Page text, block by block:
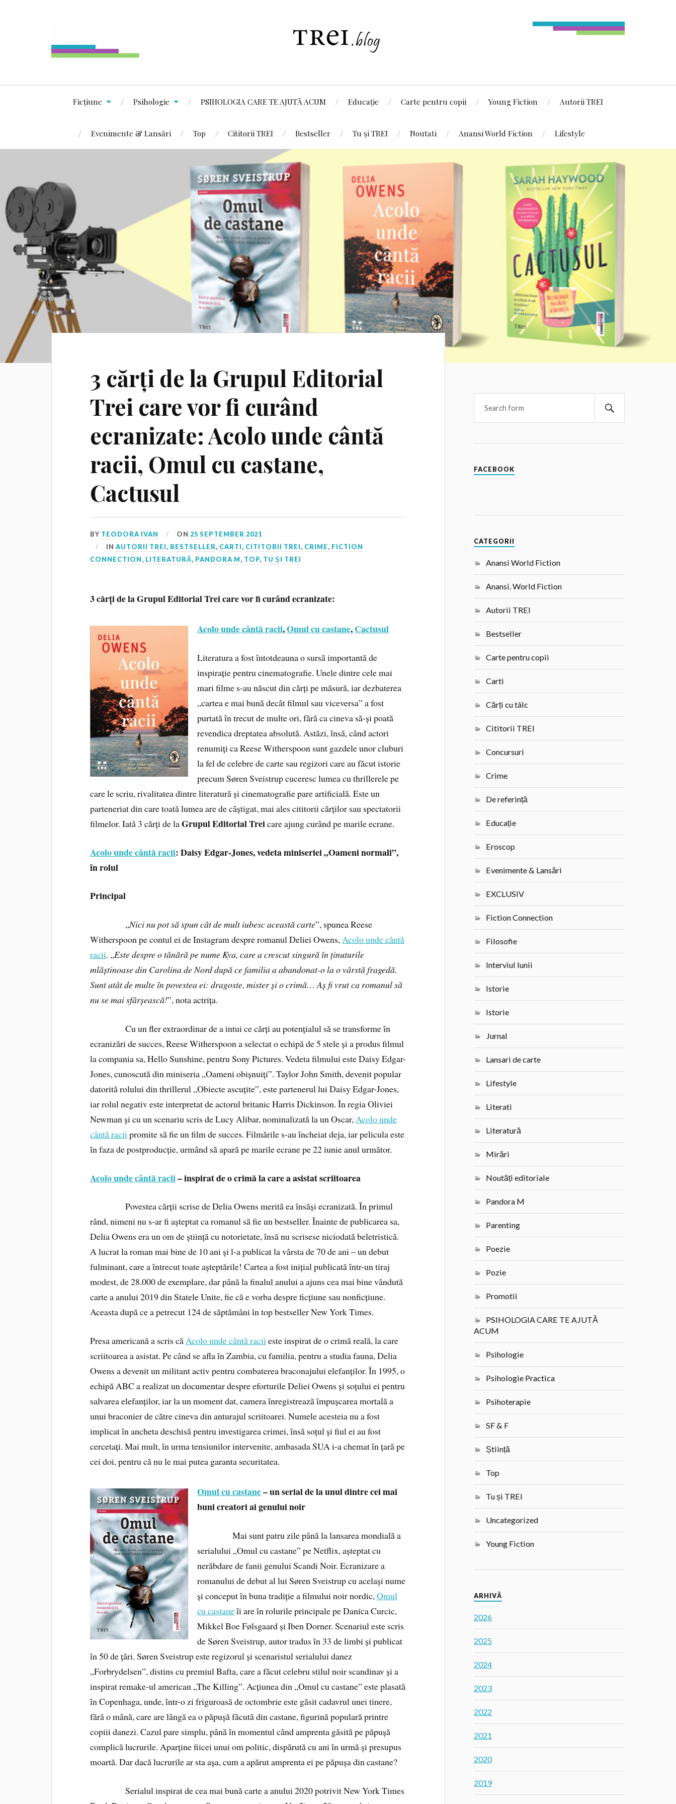
Ficțiune Psihologie PSIHOLOGIA CARE TE AJUTĂ ACUM Educație Carte pentru copii Young Fiction Autorii TREI
Evenimente & Lansări Top Cititorii TREI Bestseller Tu și TREI Noutati Anansi World Fiction Lifestyle
3 cărți de la Grupul Editorial
Trei care vor fi curând
ecranizate: Acolo unde cântă
racii, Omul cu castane,
Cactusul
BY TEODORA IVAN ON 25 SEPTEMBER 2021
INAUTORII TREI, BESTSELLER, CARTI, CITITORII TREI, CRIME, FICTION
CONNECTION, LITERATURĂ, PANDORA M, TOP, TU ȘI TREI
3 cărți de la Grupul Editorial Trei care vor fi curând ecranizate:
Acolo unde cântă racii,Omul cu castane,Cactusul
Literatura a fost întotdeauna o sursă importantă de
inspirație pentru cinematografie. Unele dintre cele mai
mari filme s-au născut din cărți pe măsură, iar dezbaterea
„cartea e mai bună decât filmul sau viceversa” a fost
purtată în trecut de multe ori, fără ca cineva să-și poată
revendica dreptatea absolută. Astăzi, însă, când actori
renumiți ca Reese Witherspoon sunt gazdele unor cluburi
la fel de celebre de carte sau regizori care au făcut istorie
precum Søren Sveistrup cuceresc lumea cu thrillerele pe
care le scriu, rivalitatea dintre literatură și cinematografie pare artificială. Este un
parteneriat din care toată lumea are de câștigat, mai ales cititorii cărților sau spectatorii
filmelor. Iată 3 cărți de laGrupulEditorial Treicare ajung curând pe marile ecrane.
Acolo unde cântă racii: Daisy Edgar-Jones, vedeta miniseriei „Oameni normali”,
în rolul
Principal
„Nici nu pot să spun cât de mult iubesc această carte”, spunea Reese
Witherspoon pe contul ei de Instagram despre romanul Deliei Owens,Acolo unde cântă
racii. „Este despre o tânără pe nume Kya, care a crescut singură în ținuturile
mlăștinoase din Carolina de Nord după ce familia a abandonat-o la o vârstă fragedă.
Sunt atât de multe în povestea ei: dragoste, mister și o crimă… Aș fi vrut ca romanul să
nu se mai sfârșească!”, nota actrița.
Cu un fler extraordinar de a intui ce cărți au potențialul să se transforme în
ecranizări de succes, Reese Witherspoon a selectat o echipă de 5 stele și a produs filmul
la compania sa, Hello Sunshine, pentru Sony Pictures. Vedeta filmului este Daisy Edgar-
Jones, cunoscută din miniseria „Oameni obișnuiți”. Taylor John Smith, devenit popular
datorită rolului din thrillerul „Obiecte ascuțite”, este partenerul lui Daisy Edgar-Jones,
iar rolul negativ este interpretat de actorul britanic Harris Dickinson. În regia Oliviei
Newman și cu un scenariu scris de Lucy Alibar, nominalizată la un Oscar,Acolo unde
cântă raciipromite să fie un film de succes. Filmările s-au încheiat deja, iar pelicula este
în faza de postproducție, urmând să apară pe marile ecrane pe 22 iunie anul următor.
Acolo unde cântă racii– inspirat de o crimă la care a asistat scriitoarea
Povestea cărții scrise de Delia Owens merită ea însăși ecranizată. În primul
rând, nimeni nu s-ar fi așteptat ca romanul să fie un bestseller. Înainte de publicarea sa,
Delia Owens era un om de știință cu notorietate, însă nu scrisese niciodată beletristică.
A lucrat la roman mai bine de 10 ani și l-a publicat la vârsta de 70 de ani – un debut
fulminant, care a întrecut toate așteptările! Cartea a fost inițial publicată într-un tiraj
modest, de 28.000 de exemplare, dar până la finalul anului a ajuns cea mai bine vândută
carte a anului 2019 din Statele Unite, fie că e vorba despre ficțiune sau nonficțiune.
Aceasta după ce a petrecut 124 de săptămâni în top bestseller New York Times.
Presa americană a scris căAcolo unde cântă raciieste inspirat de o crimă reală, la care
scriitoarea a asistat. Pe când se afla în Zambia, cu familia, pentru a studia fauna, Delia
Owens a devenit un militant activ pentru combaterea braconajului elefanților. În 1995, o
echipă ABC a realizat un documentar despre eforturile Deliei Owens și soțului ei pentru
salvarea elefanților, iar la un moment dat, camera înregistrează împușcarea mortală a
unui braconier de către cineva din anturajul scriitoarei. Numele acesteia nu a fost
implicat în ancheta deschisă pentru investigarea crimei, însă soțul și fiul ei au fost
cercetați. Mai mult, în urma tensiunilor intervenite, ambasada SUA i-a chemat în țară pe
cei doi, pentru că nu le mai putea garanta securitatea.
Omul cu castane– un serial de la unul dintre cei mai
buni creatori ai genului noir
Mai sunt patru zile până la lansarea mondială a
serialului „Omul cu castane” pe Netflix, așteptat cu
nerăbdare de fanii genului Scandi Noir. Ecranizare a
romanului de debut al lui Søren Sveistrup cu același nume
și conceput în buna tradiție a filmului noir nordic,Omul
cu castaneîi are în rolurile principale pe Danica Curcic,
Mikkel Boe Følsgaard și Iben Dorner. Scenariul este scris
de Søren Sveistrup, autor tradus în 33 de limbi și publicat
în 50 de țări. Søren Sveistrup este regizorul și scenaristul serialului danez
„Forbrydelsen”, distins cu premiul Bafta, care a făcut celebru stilul noir scandinav și a
inspirat remake-ul american „The Killing”. Acțiunea din „Omul cu castane” este plasată
în Copenhaga, unde, într-o zi friguroasă de octombrie este găsit cadavrul unei tinere,
fără o mână, care are lângă ea o păpușă făcută din castane, figurină populară printre
copiii danezi. Cazul pare simplu, până în momentul când amprenta găsită pe păpușă
complică lucrurile. Aparține fiicei unui om politic, dispărută cu ani în urmă și presupus
moartă. Dar dacă lucrurile ar sta așa, cum a apărut amprenta ei pe păpușa din castane?
Serialul inspirat de cea mai bună carte a anului 2020 potrivit New York Times
FACEBOOK
CATEGORII
Anansi World Fiction
Anansi. World Fiction
Autorii TREI
Bestseller
Carte pentru copii
Carti
Cărți cu tâlc
Cititorii TREI
Concursuri
Crime
De referință
Educație
Eroscop
Evenimente & Lansări
EXCLUSIV
Fiction Connection
Filosofie
Interviul lunii
Istorie
Istorie
Jurnal
Lansari de carte
Lifestyle
Literati
Literatură
Mirări
Noutăți editoriale
Pandora M
Parenting
Poezie
Pozie
Promotii
PSIHOLOGIA CARE TE AJUTĂ
ACUM
Psihologie
Psihologie Practica
Psihoterapie
SF & F
Știință
Top
Tu și TREI
Uncategorized
Young Fiction
ARHIVĂ
2026
2025
2024
2023
2022
2021
2020
2019